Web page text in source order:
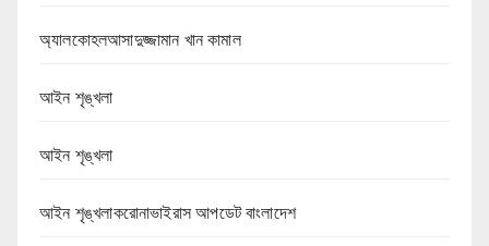
অ্যালকোহলআসাদুজ্জামান খান কামাল
আইন শৃঙ্খলা
আইন শৃঙ্খলা
আইন শৃঙ্খলাকরোনাভাইরাস আপডেট বাংলাদেশ